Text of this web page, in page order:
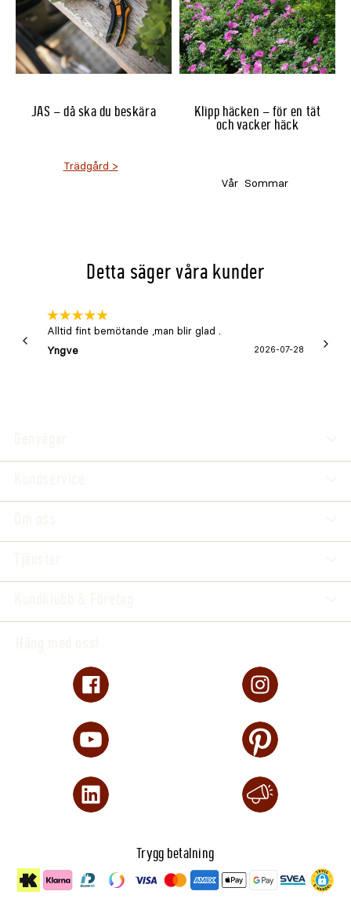
JAS – då ska du beskära
Trädgård
Klipp häcken – för en tät
och vacker häck
Vår Sommar
Detta säger våra kunder
Alltid fint bemötande ,man blir glad .
Yngve
2026-07-28
Trygg betalning